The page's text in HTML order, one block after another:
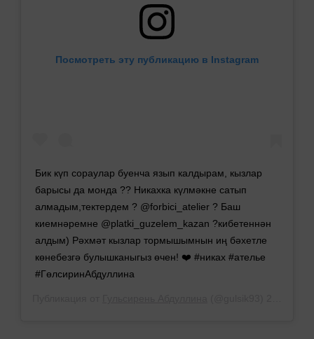
Посмотреть эту публикацию в Instagram
Бик күп сораулар буенча язып калдырам, кызлар
барысы да монда ?? Никахка күлмәкне сатып
алмадым,тектердем ? @forbici_atelier ? Баш
киемнәремне @platki_guzelem_kazan ?кибетеннән
алдым) Рәхмәт кызлар тормышымнын иң бәхетле
көнебезгә булышканыгыз өчен! ❤️ #никах #ателье
#ГөлсиринАбдуллина